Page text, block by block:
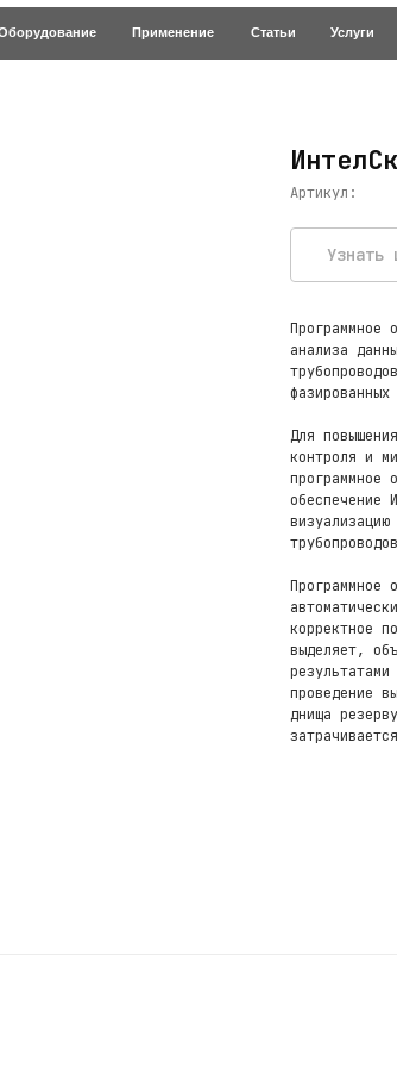
Статьи Услуги
Применение О нас
Артикул:
Узнать
Программное
анализа
фазированных
Для
контроля и
программное
обеспечение
Программное
корректное
выделяет,
проведение
днища